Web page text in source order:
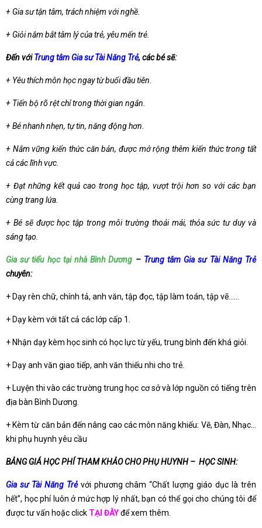
+ Gia sư tận tâm, trách nhiệm với nghề.
+ Giỏi nắm bắt tâm lý của trẻ, yêu mến trẻ.
Đến vớiTrung tâm Gia sư Tài Năng Trẻ, các bé sẽ:
+ Yêu thích môn học ngay từ buổi đầu tiên.
+ Tiến bộ rõ rệt chỉ trong thời gian ngắn.
+ Bé nhanh nhẹn, tự tin, năng động hơn.
+ Nắm vững kiến thức căn bản, được mở rộng thêm kiến thức trong tất
cả các lĩnh vực.
+ Đạt những kết quả cao trong học tập, vượt trội hơn so với các bạn
cùng trang lứa.
+ Bé sẽ được học tập trong môi trường thoải mái, thỏa sức tư duy và
sáng tạo.
Gia sư tiểu học tại nhà Bình Dương – Trung tâm Gia sư Tài Năng Trẻ
chuyên:
+ Dạy rèn chữ, chính tả, anh văn, tập đọc, tập làm toán, tập vẽ……
+ Dạy kèm với tất cả các lớp cấp 1.
+ Nhận dạy kèm học sinh có học lực từ yếu, trung bình đến khá giỏi.
+ Dạy anh văn giao tiếp, anh văn thiếu nhi cho trẻ.
+ Luyện thi vào các trường trung học cơ sở và lớp nguồn có tiếng trên
địa bàn Bình Dương.
+ Kèm từ căn bản đến nâng cao các môn năng khiếu: Vẽ, Đàn, Nhạc…
khi phụ huynh yêu cầu
BẢNG GIÁ HỌC PHÍ THAM KHẢO CHO PHỤ HUYNH – HỌC SINH:
Gia sư Tài Năng Trẻvới phương châm “Chất lượng giáo dục là trên
hết”, học phí luôn ở mức hợp lý nhất, bạn có thể gọi cho chúng tôi để
được tư vấn hoặc click TẠI ĐÂYđể xem thêm.